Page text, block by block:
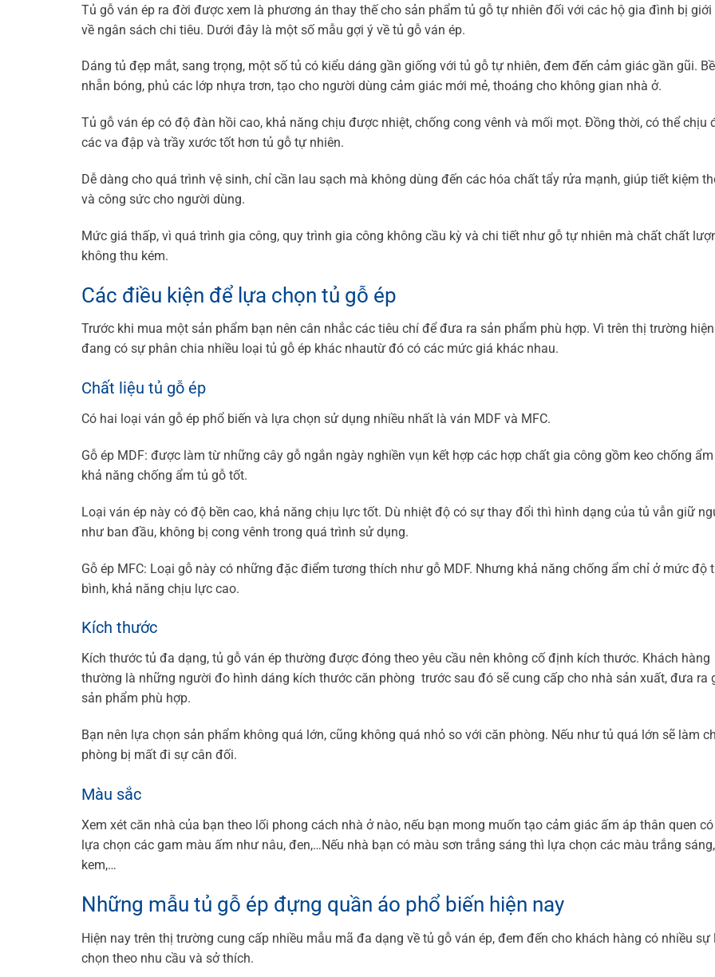
Tủ gỗ ván ép ra đời được xem là phương án thay thế cho sản phẩm tủ gỗ tự nhiên đối với các hộ gia đình bị giới
về ngân sách chi tiêu. Dưới đây là một số mẫu gợi ý về tủ gỗ ván ép.
Dáng tủ đẹp mắt, sang trọng, một số tủ có kiểu dáng gần giống với tủ gỗ tự nhiên, đem đến cảm giác gần gũi.
nhẵn bóng, phủ các lớp nhựa trơn, tạo cho người dùng cảm giác mới mẻ, thoáng cho không gian nhà ở.
Tủ gỗ ván ép có độ đàn hồi cao, khả năng chịu được nhiệt, chống cong vênh và mối mọt. Đồng thời, có thể chịu
các va đập và trầy xước tốt hơn tủ gỗ tự nhiên.
Dễ dàng cho quá trình vệ sinh, chỉ cần lau sạch mà không dùng đến các hóa chất tẩy rửa mạnh, giúp tiết kiệm
và công sức cho người dùng.
Mức giá thấp, vì quá trình gia công, quy trình gia công không cầu kỳ và chi tiết như gỗ tự nhiên mà chất chất
không thu kém.
Các điều kiện để lựa chọn tủ gỗ ép
Trước khi mua một sản phẩm bạn nên cân nhắc các tiêu chí để đưa ra sản phẩm phù hợp. Vì trên thị trường
đang có sự phân chia nhiều loại tủ gỗ ép khác nhautừ đó có các mức giá khác nhau.
Chất liệu tủ gỗ ép
Có hai loại ván gỗ ép phổ biến và lựa chọn sử dụng nhiều nhất là ván MDF và MFC.
Gỗ ép MDF: được làm từ những cây gỗ ngắn ngày nghiền vụn kết hợp các hợp chất gia công gồm keo chống
khả năng chống ẩm tủ gỗ tốt.
Loại ván ép này có độ bền cao, khả năng chịu lực tốt. Dù nhiệt độ có sự thay đổi thì hình dạng của tủ vẫn giữ
như ban đầu, không bị cong vênh trong quá trình sử dụng.
Gỗ ép MFC: Loại gỗ này có những đặc điểm tương thích như gỗ MDF. Nhưng khả năng chống ẩm chỉ ở mức độ
bình, khả năng chịu lực cao.
Kích thước
Kích thước tủ đa dạng, tủ gỗ ván ép thường được đóng theo yêu cầu nên không cố định kích thước. Khách hàng
thường là những người đo hình dáng kích thước căn phòng trước sau đó sẽ cung cấp cho nhà sản xuất, đưa ra
sản phẩm phù hợp.
Bạn nên lựa chọn sản phẩm không quá lớn, cũng không quá nhỏ so với căn phòng. Nếu như tủ quá lớn sẽ làm
phòng bị mất đi sự cân đối.
Màu sắc
Xem xét căn nhà của bạn theo lối phong cách nhà ở nào, nếu bạn mong muốn tạo cảm giác ấm áp thân quen
lựa chọn các gam màu ấm như nâu, đen,…Nếu nhà bạn có màu sơn trắng sáng thì lựa chọn các màu trắng
kem,…
Những mẫu tủ gỗ ép đựng quần áo phổ biến hiện nay
Hiện nay trên thị trường cung cấp nhiều mẫu mã đa dạng về tủ gỗ ván ép, đem đến cho khách hàng có nhiều sự
chọn theo nhu cầu và sở thích.